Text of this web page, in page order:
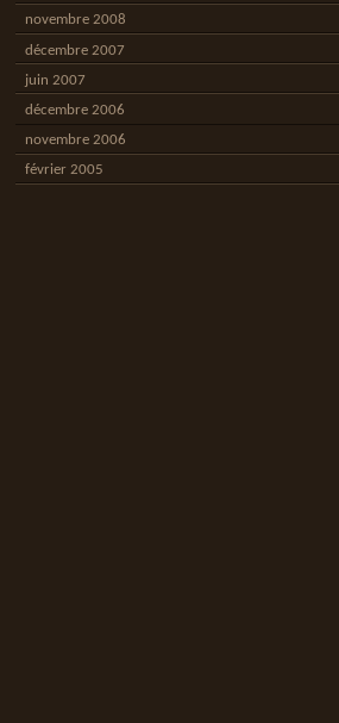
novembre 2008
décembre 2007
juin 2007
décembre 2006
novembre 2006
février 2005